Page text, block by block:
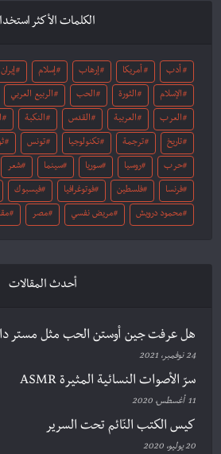
الكلمات الأكثر
أدب أمريكا إرهاب إسلام إيران
الإسلام الثورة الحب الربيع العربي
العرب العربية القدس النكبة
تاريخ ترجمة تكنولوجيا تونس
حرب روسيا سوريا سينما شعر
فرنسا فلسطين فوتوغرافيا فيسبوك
محمود درويش مريض نفسي مصر
أحدث المقالات
هل عرفت جين أوستن الحب مثل مستر
24 نوفمبر، 2021
سرّ الأصوات النسائية المثيرة ASMR
11 أغسطس، 2020
كيس الكتب النّائم تحت السرير
20 يوليو، 2020